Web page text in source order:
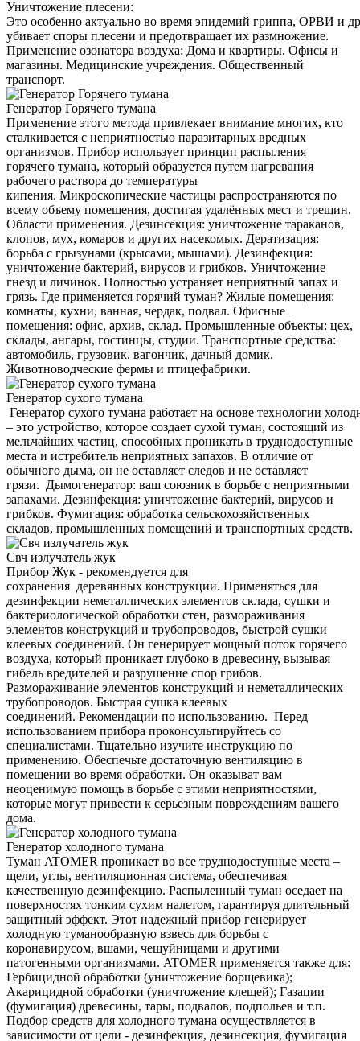
Уничтожение плесени:
Это особенно актуально во время эпидемий гриппа, ОРВИ и
убивает споры плесени и предотвращает их размножение.
Применение озонатора воздуха: Дома и квартиры. Офисы и
магазины. Медицинские учреждения. Общественный
транспорт.
Генератор Горячего тумана
Применение этого метода привлекает внимание многих, кто
сталкивается с неприятностью паразитарных вредных
организмов. Прибор использует принцип распыления
горячего тумана, который образуется путем нагревания
рабочего раствора до температуры
кипения. Микроскопические частицы распространяются по
всему объему помещения, достигая удалённых мест и трещин.
Области применения. Дезинсекция: уничтожение тараканов,
клопов, мух, комаров и других насекомых. Дератизация:
борьба с грызунами (крысами, мышами). Дезинфекция:
уничтожение бактерий, вирусов и грибков. Уничтожение
гнезд и личинок. Полностью устраняет неприятный запах и
грязь. Где применяется горячий туман? Жилые помещения:
комнаты, кухни, ванная, чердак, подвал. Офисные
помещения: офис, архив, склад. Промышленные объекты: цех,
склады, ангары, гостинцы, студии. Транспортные средства:
автомобиль, грузовик, вагончик, дачный домик.
Животноводческие фермы и птицефабрики.
Генератор сухого тумана
Генератор сухого тумана работает на основе технологии
– это устройство, которое создает сухой туман, состоящий из
мельчайших частиц, способных проникать в труднодоступные
места и истребитель неприятных запахов. В отличие от
обычного дыма, он не оставляет следов и не оставляет
грязи. Дымогенератор: ваш союзник в борьбе с неприятными
запахами. Дезинфекция: уничтожение бактерий, вирусов и
грибков. Фумигация: обработка сельскохозяйственных
складов, промышленных помещений и транспортных средств.
Свч излучатель жук
Прибор Жук - рекомендуется для
сохранения деревянных конструкции. Применяться для
дезинфекции неметаллических элементов склада, сушки и
бактериологической обработки стен, размораживания
элементов конструкций и трубопроводов, быстрой сушки
клеевых соединений. Он генерирует мощный поток горячего
воздуха, который проникает глубоко в древесину, вызывая
гибель вредителей и разрушение спор грибов.
Размораживание элементов конструкций и неметаллических
трубопроводов. Быстрая сушка клеевых
соединений. Рекомендации по использованию. Перед
использованием прибора проконсультируйтесь со
специалистами. Тщательно изучите инструкцию по
применению. Обеспечьте достаточную вентиляцию в
помещении во время обработки. Он оказыват вам
неоценимую помощь в борьбе с этими неприятностями,
которые могут привести к серьезным повреждениям вашего
дома.
Генератор холодного тумана
Туман ATOMER проникает во все труднодоступные места –
щели, углы, вентиляционная система, обеспечивая
качественную дезинфекцию. Распыленный туман оседает на
поверхностях тонким сухим налетом, гарантируя длительный
защитный эффект. Этот надежный прибор генерирует
холодную туманообразную взвесь для борьбы с
коронавирусом, вшами, чешуйницами и другими
патогенными организмами. ATOMER применяется также для:
Гербицидной обработки (уничтожение борщевика);
Акарицидной обработки (уничтожение клещей); Газации
(фумигация) древесины, тары, подвалов, подпольев и т.п.
Подбор средств для холодного тумана осуществляется в
зависимости от цели - дезинфекция, дезинсекция, фумигация